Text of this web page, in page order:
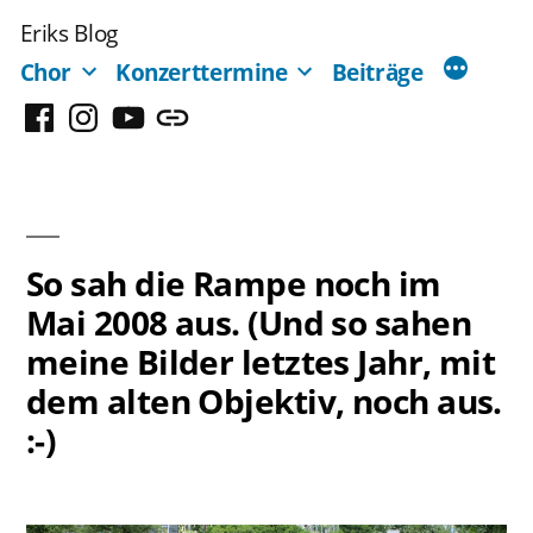
Inhalt
springen
Eriks Blog
Chor
Konzerttermine Beiträge
FacebookInstagram
YouTubeMastodon
So sah die Rampe noch im
Mai 2008 aus. (Und so sahen
meine Bilder letztes Jahr, mit
dem alten Objektiv, noch aus.
:-)